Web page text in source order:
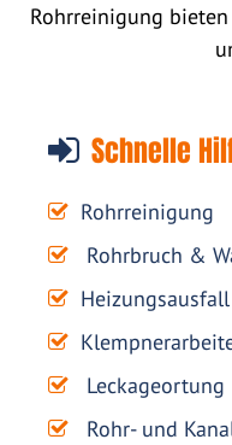
Rohrreinigung
Schnelle
Rohrreinigung
Rohrbruch &
Heizungsausfall
Leckageortung
Rohr- und